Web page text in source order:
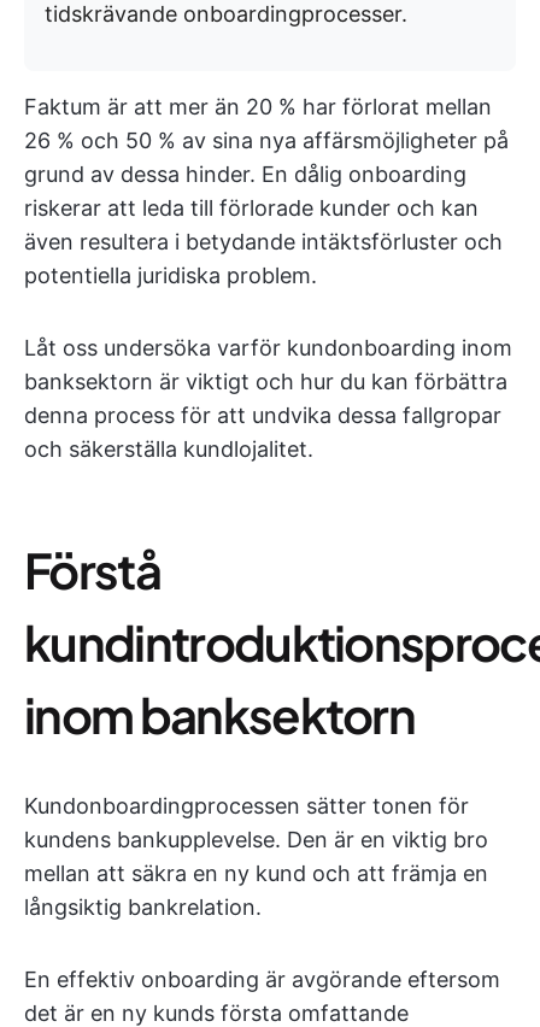
tidskrävande onboardingprocesser.
Faktum är att mer än 20 % har förlorat mellan
26 % och 50 % av sina nya affärsmöjligheter på
grund av dessa hinder. En dålig onboarding
riskerar att leda till förlorade kunder och kan
även resultera i betydande intäktsförluster och
potentiella juridiska problem.
Låt oss undersöka varför kundonboarding inom
banksektorn är viktigt och hur du kan förbättra
denna process för att undvika dessa fallgropar
och säkerställa kundlojalitet.
Förstå
inom banksektorn
Kundonboardingprocessen sätter tonen för
kundens bankupplevelse. Den är en viktig bro
mellan att säkra en ny kund och att främja en
långsiktig bankrelation.
En effektiv onboarding är avgörande eftersom
det är en ny kunds första omfattande